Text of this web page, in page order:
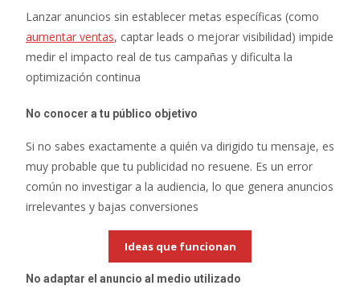
Lanzar anuncios sin establecer metas específicas (como
aumentar ventas, captar leads o mejorar visibilidad) impide
medir el impacto real de tus campañas y dificulta la
optimización continua
No conocer a tu público objetivo
Si no sabes exactamente a quién va dirigido tu mensaje, es
muy probable que tu publicidad no resuene. Es un error
común no investigar a la audiencia, lo que genera anuncios
irrelevantes y bajas conversiones
Ideas que funcionan
No adaptar el anuncio al medio utilizado